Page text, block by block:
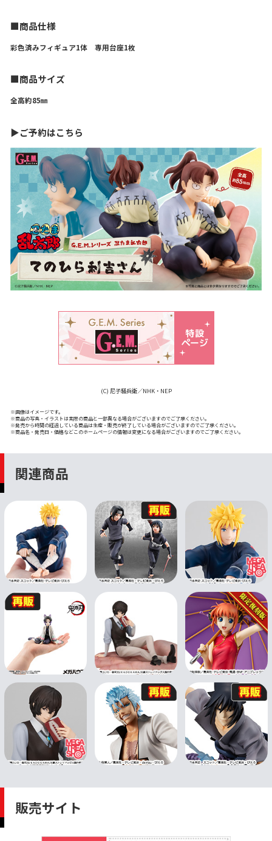
■商品仕様
彩色済みフィギュア1体 専用台座1枚
■商品サイズ
全高約85㎜
▶ご予約はこちら
(C) 尼子騒兵衛／NHK・NEP
※画像はイメージです。
※商品の写真・イラストは実際の商品と一部異なる場合がございますのでご了承ください。
※発売から時間の経過している商品は生産・販売が終了している場合がございますのでご了承ください。
※商品名・発売日・価格などこのホームページの情報は変更になる場合がございますのでご了承ください。
関連商品
販売サイト